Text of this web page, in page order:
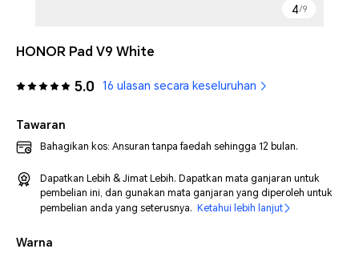
4/9
HONOR Pad V9 White
5.0 16 ulasan secara keseluruhan
Tawaran
Bahagikan kos: Ansuran tanpa faedah sehingga 12 bulan.
Dapatkan Lebih & Jimat Lebih. Dapatkan mata ganjaran untuk
pembelian ini, dan gunakan mata ganjaran yang diperoleh untuk
pembelian anda yang seterusnya.
Ketahui lebih lanjut
Warna